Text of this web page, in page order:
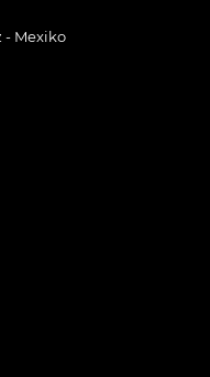
- Mexiko